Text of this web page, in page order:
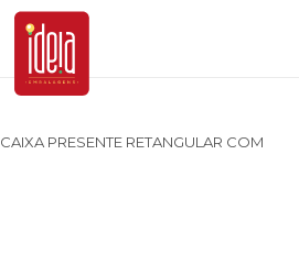
CAIXA PRESENTE RETANGULAR COM